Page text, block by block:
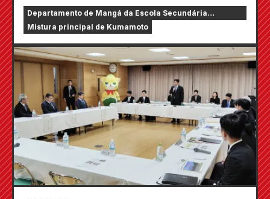
Secundária Takamori, intitulado "Manga-chi
~O Caminho do Mangá na Era Reiwa~", será
transmitido em várias emissoras em Kyushu e
Okinawa, bem como na TVer!
Departamento de Mangá da Escola Secundária
Takamori
Mistura principal de Kumamoto